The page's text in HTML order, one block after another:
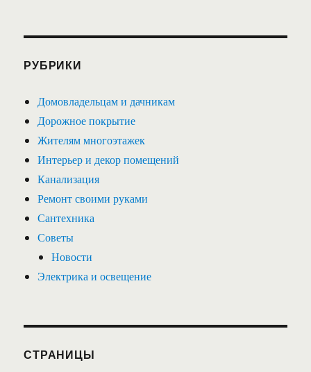
РУБРИКИ
Домовладельцам и дачникам
Дорожное покрытие
Жителям многоэтажек
Интерьер и декор помещений
Канализация
Ремонт своими руками
Сантехника
Советы
Новости
Электрика и освещение
СТРАНИЦЫ